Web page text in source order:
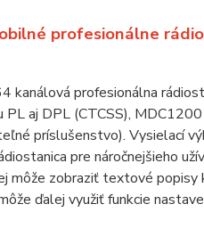
profesionálne
profesionálna
aj DPL (CTCSS),
príslušenstvo). Vysielací
pre náročnejšieho
môže zobraziť textové
ďalej využiť funkcie